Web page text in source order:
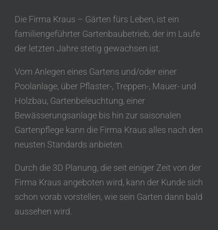
Die Firma Kraus – Gärten fürs Leben, ist ein
familiengeführter Gartenbaubetrieb, der im Laufe
der letzten Jahre stetig gewachsen ist.
Vom Anlegen eines Gartens und/oder einer
Poolanlage, über Pflaster-, Treppen-, Mauer- und
Holzbau, Gartenbeleuchtung, einer
Bewässerungsanlage bis hin zur saisonalen
Gartenpflege kann die Firma Kraus alles nach den
neusten Standards anbieten.
Durch die 3D Planung, die seit einiger Zeit von der
Firma Kraus angeboten wird, kann der Kunde sich
schon vorab vorstellen, wie sein Garten dann bald
aussehen wird.